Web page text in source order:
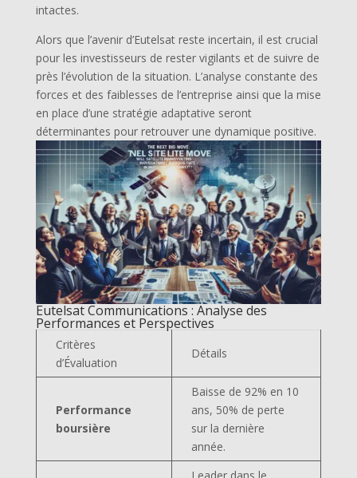
intactes.
Alors que l’avenir d’Eutelsat reste incertain, il est crucial
pour les investisseurs de rester vigilants et de suivre de
près l’évolution de la situation. L’analyse constante des
forces et des faiblesses de l’entreprise ainsi que la mise
en place d’une stratégie adaptative seront
déterminantes pour retrouver une dynamique positive.
Eutelsat Communications : Analyse des
Performances et Perspectives
Critères
d’Évaluation
Détails
Performance
boursière
Baisse de 92% en 10
ans, 50% de perte
sur la dernière
année.
Leader dans le